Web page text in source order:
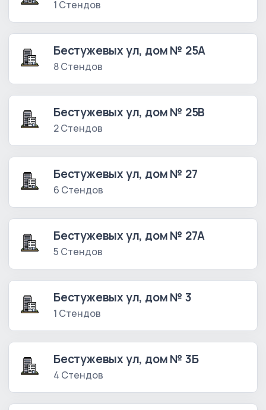
1 Стендов
Бестужевых ул, дом № 25А
8 Стендов
Бестужевых ул, дом № 25В
2 Стендов
Бестужевых ул, дом № 27
6 Стендов
Бестужевых ул, дом № 27А
5 Стендов
Бестужевых ул, дом № 3
1 Стендов
Бестужевых ул, дом № 3Б
4 Стендов